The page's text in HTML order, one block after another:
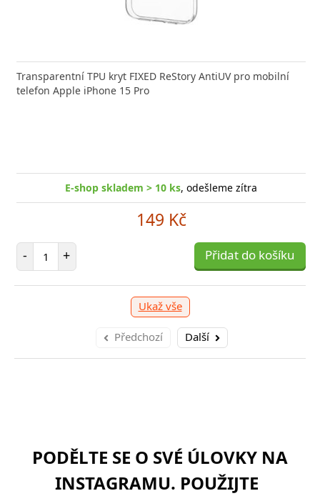
Transparentní TPU kryt FIXED ReStory AntiUV pro mobilní
telefon Apple iPhone 15 Pro
E-shop skladem > 10 ks, odešleme zítra
149 Kč
- Počet položek
+ Přidat do košíku
Ukaž vše
Předchozí Další
tvrzené sklo 3mk FlexibleGlass pro Apple iPhone
s tloušťkou méně
199 Kč
Přidat do košíku
Super
PODĚLTE SE O SVÉ ÚLOVKY NA
INSTAGRAMU. POUŽIJTE